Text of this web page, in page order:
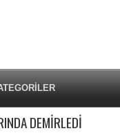
DEMİRLEDİ